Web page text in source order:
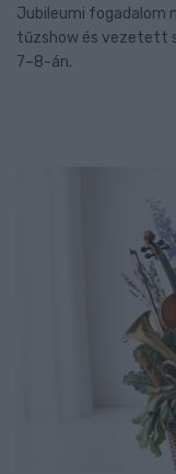
Jubileumi fogadalom
tűzshow és vezetett
7–8-án.